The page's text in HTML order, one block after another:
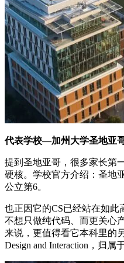
代表学校—加州大学圣地亚
提到圣地亚哥，很多家长第
硬核。学校官方介绍：圣地
公立第6。
也正因它的CS已经站在如
不想只做纯代码、而更关心
来说，更值得看它本科里的
Design and Interaction，归属